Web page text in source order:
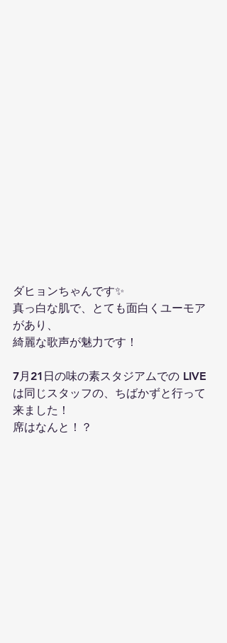
ダヒョンちゃんです✨
真っ白な肌で、とても面白くユーモア
があり、
綺麗な歌声が魅力です！
7月21日の味の素スタジアムでの LIVE
は同じスタッフの、ちばかずと行って
来ました！
席はなんと！？